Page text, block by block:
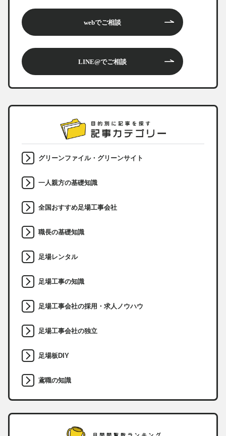
webでご相談
LINE@でご相談
グリーンファイル・グリーンサイト
一人親方の基礎知識
全国おすすめ足場工事会社
職長の基礎知識
足場レンタル
足場工事の知識
足場工事会社の採用・求人ノウハウ
足場工事会社の独立
足場板DIY
鳶職の知識